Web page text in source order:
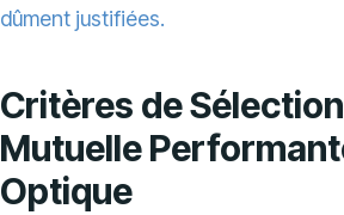
dûment justifiées.
Critères de
Mutuelle
Optique